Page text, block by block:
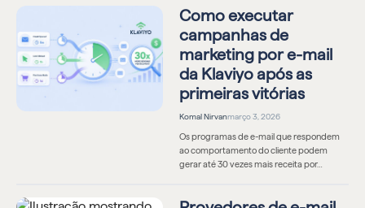
Como executar
campanhas de
marketing por e-mail
da Klaviyo após as
primeiras vitórias
Komal Nirvanmarço 3, 2026
Os programas de e-mail que respondem
ao comportamento do cliente podem
gerar até 30 vezes mais receita por…